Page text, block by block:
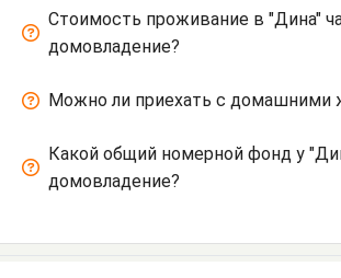
Стоимость проживание в "Дина"
домовладение?
Можно ли приехать с домашними
Какой общий номерной фонд у
домовладение?